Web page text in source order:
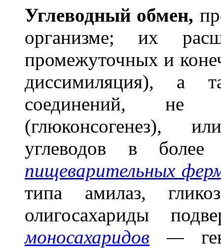
Углеводный обмен,
организме; их
промежуточных и
диссимиляция), а
соединений, не
(глюконсогенез),
углеводов в
пищеварительных
типа амилаз,
олигосахариды
моносахаридов —